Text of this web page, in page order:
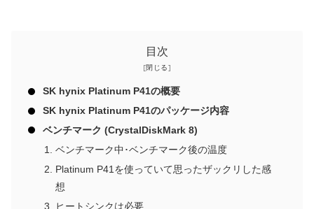
目次
SK hynix Platinum P41の概要
SK hynix Platinum P41のパッケージ内容
ベンチマーク (CrystalDiskMark 8)
ベンチマーク中･ベンチマーク後の温度
Platinum P41を使っていて思ったザックリした感
想
ヒートシンクは必要